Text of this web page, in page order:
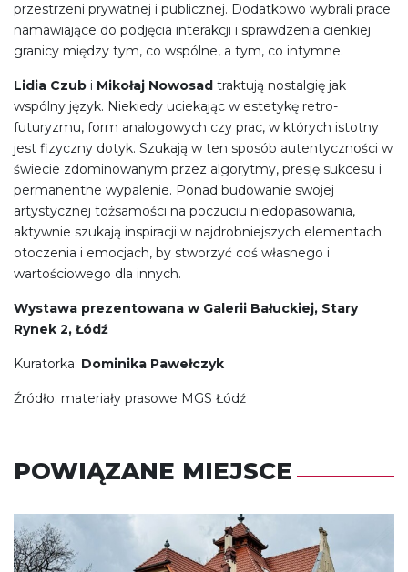
przestrzeni prywatnej i publicznej. Dodatkowo wybrali prace
namawiające do podjęcia interakcji i sprawdzenia cienkiej
granicy między tym, co wspólne, a tym, co intymne.
Lidia Czub i Mikołaj Nowosad traktują nostalgię jak
wspólny język. Niekiedy uciekając w estetykę retro-
futuryzmu, form analogowych czy prac, w których istotny
jest fizyczny dotyk. Szukają w ten sposób autentyczności w
świecie zdominowanym przez algorytmy, presję sukcesu i
permanentne wypalenie. Ponad budowanie swojej
artystycznej tożsamości na poczuciu niedopasowania,
aktywnie szukają inspiracji w najdrobniejszych elementach
otoczenia i emocjach, by stworzyć coś własnego i
wartościowego dla innych.
Wystawa prezentowana w Galerii Bałuckiej, Stary
Rynek 2, Łódź
Kuratorka: Dominika Pawełczyk
Źródło: materiały prasowe MGS Łódź
POWIĄZANE MIEJSCE